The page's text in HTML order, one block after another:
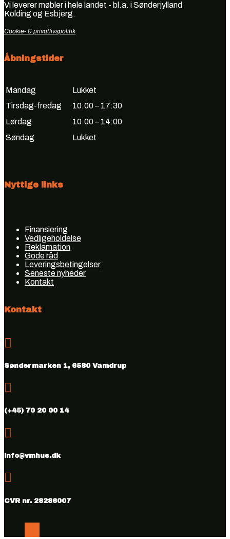
Vi leverer møbler i hele landet - bl.a. i Sønderjylland
Kolding og Esbjerg.
Cookie- & privatlivspolitik
Åbningstider
Mandag
Lukket
Tirsdag-fredag
10:00 – 17:30
Lørdag
10:00 – 14:00
Søndag
Lukket
Nyttige links
Finansiering
Vedligeholdelse
Reklamation
Gode råd
Leveringsbetingelser
Seneste nyheder
Kontakt
Kontakt

Søndermarken 1, 6580 Vamdrup

(+45) 70 20 00 14

info@vmhus.dk

CVR nr. 28286007